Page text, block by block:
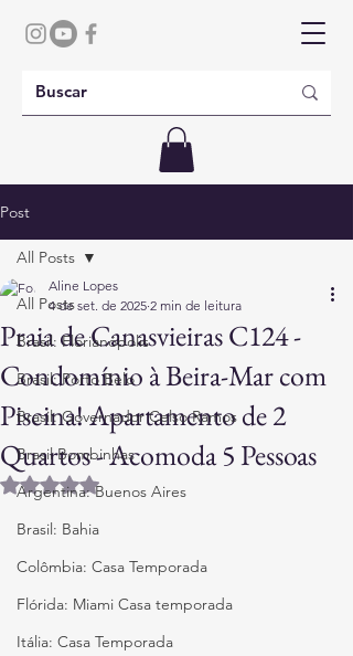
Post
All Posts
Brasil: Florianópolis
Brasil: Porto Belo
Brasil: Governador Celso Ramos
Brasil Bombinhas
Argentina: Buenos Aires
Brasil: Bahia
Colômbia: Casa Temporada
Flórida: Miami Casa temporada
Itália: Casa Temporada
All Posts
Praia de Canasvieiras C124 -
Condomínio à Beira-Mar com
Piscina! Apartamento de 2
Quartos - Acomoda 5 Pessoas
Aline Lopes
4 de set. de 2025 2 min de leitura
Avaliado com NaN de 5 estrelas.